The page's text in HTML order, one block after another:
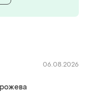
06.08.2026